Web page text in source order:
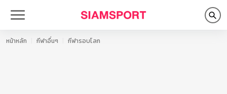
หน้าหลัก กีฬาอื่นๆ กีฬารอบโลก